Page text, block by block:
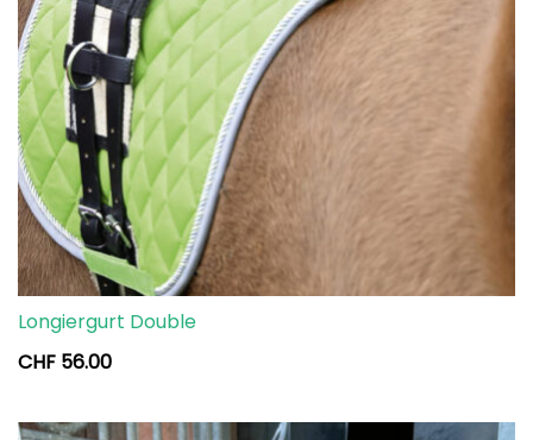
Longiergurt Double
CHF 56.00